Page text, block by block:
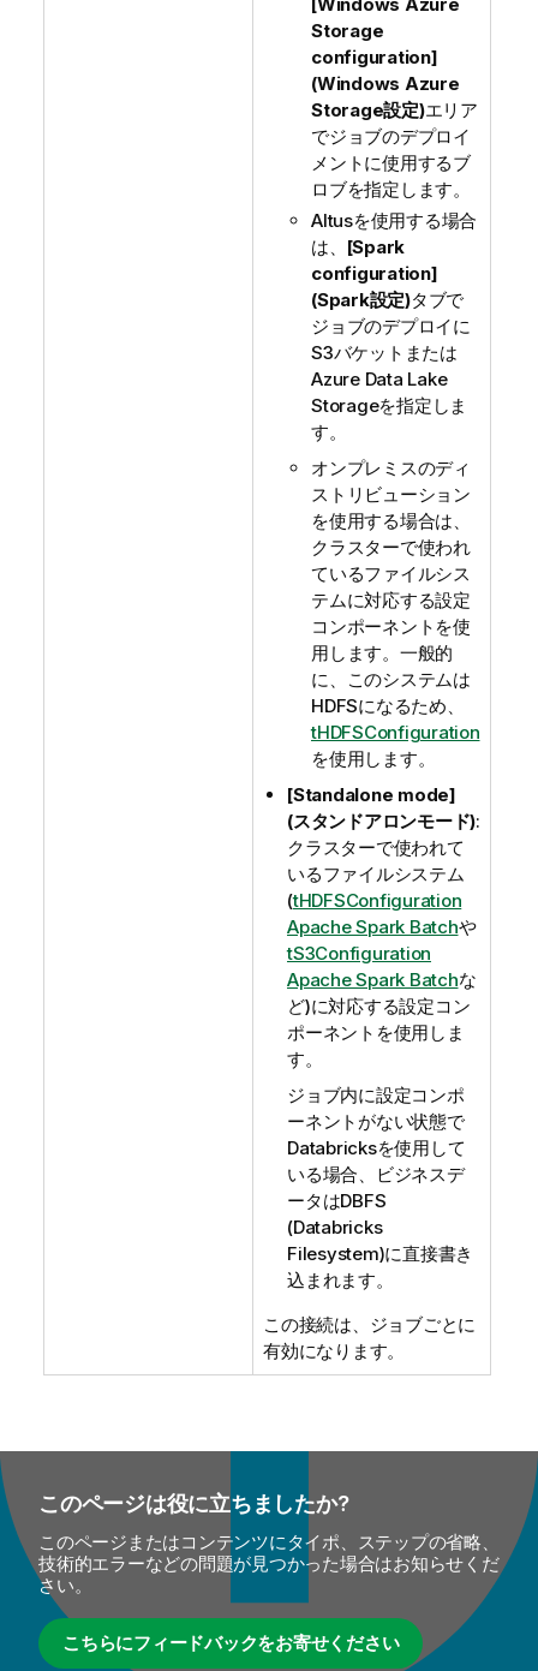
[Windows Azure
Storage
configuration]
(Windows Azure
Storage設定)エリア
でジョブのデプロイ
メントに使用するブ
ロブを指定します。
Altusを使用する場合
は、 [Spark
configuration]
(Spark設定)タブで
ジョブのデプロイに
S3バケットまたは
Azure Data Lake
Storageを指定しま
す。
オンプレミスのディ
ストリビューション
を使用する場合は、
クラスターで使われ
ているファイルシス
テムに対応する設定
コンポーネントを使
用します。一般的
に、このシステムは
HDFSになるため、
tHDFSConfiguration
を使用します。
[Standalone mode]
(スタンドアロンモード):
クラスターで使われて
いるファイルシステム
(tHDFSConfiguration
Apache Spark Batchや
tS3Configuration
Apache Spark Batchな
ど)に対応する設定コン
ポーネントを使用しま
す。
ジョブ内に設定コンポ
ーネントがない状態で
Databricksを使用して
いる場合、ビジネスデ
ータはDBFS
(Databricks
Filesystem)に直接書き
込まれます。
この接続は、ジョブごとに
有効になります。
このページは役に立ちましたか?
このページまたはコンテンツにタイポ、ステップの省略、
技術的エラーなどの問題が見つかった場合はお知らせくだ
さい。
こちらにフィードバックをお寄せください